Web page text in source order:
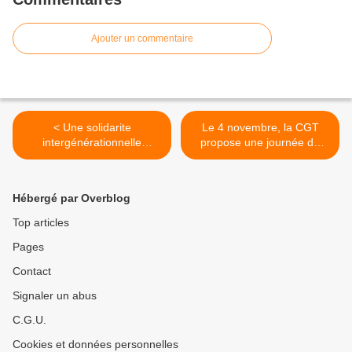
Ajouter un commentaire
< Une solidarite
intergénérationnelle
s'impose !
Le 4 novembre, la CGT
propose une journée de
mobilisation à tous les
Hébergé par Overblog
Top articles
Pages
Contact
Signaler un abus
C.G.U.
Cookies et données personnelles